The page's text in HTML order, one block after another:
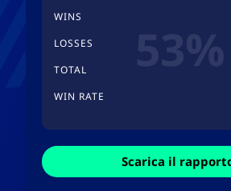
WINS
LOSSES
TOTAL
WIN RATE
Scarica il